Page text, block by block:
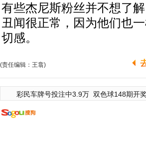
有些杰尼斯粉丝并不想了
丑闻很正常，因为他们也
切感。
(责任编辑：王翕)
彩民车牌号投注中3.9万 双色球148期开